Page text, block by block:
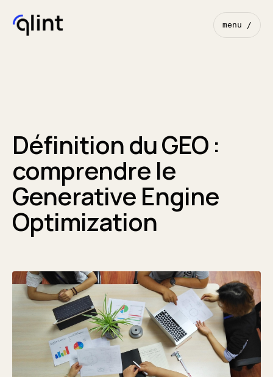
menu /
Définition du GEO :
comprendre le
Generative Engine
Optimization